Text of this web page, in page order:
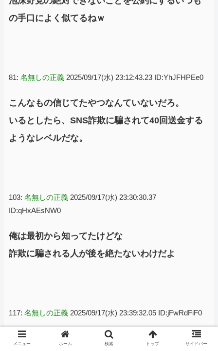
の手口によく似てるねｗ
81: 名無しの正義 2025/09/17(水) 23:12:43.23 ID:YhJFHPEe0
こんなもの信じてたやつなんていないだろ。
いるとしたら、SNS詐欺に騙されて40回送金する
ようなレベルだな。
103: 名無しの正義 2025/09/17(水) 23:30:30.37
ID:qHxAEsNW0
俺は最初から知ってたけどな
詐欺に騙される人が後を絶たないわけだよ
117: 名無しの正義 2025/09/17(水) 23:39:32.05 ID:jFwRdFiF0
参政の撤回なのだ～
メニュー ホーム 検索 トップ サイドバー